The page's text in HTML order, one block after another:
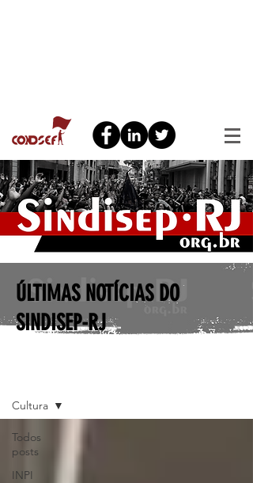
ÚLTIMAS NOTÍCIAS DO
SINDISEP-RJ
Todos
posts
INPI
Cultura